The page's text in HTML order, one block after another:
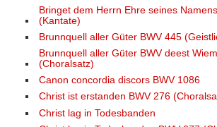
Bringet dem Herrn Ehre seines
(Kantate)
Brunnquell aller Güter BWV 445
Brunnquell aller Güter BWV deest
(Choralsatz)
Canon concordia discors BWV 1086
Christ ist erstanden BWV 276
Christ lag in Todesbanden